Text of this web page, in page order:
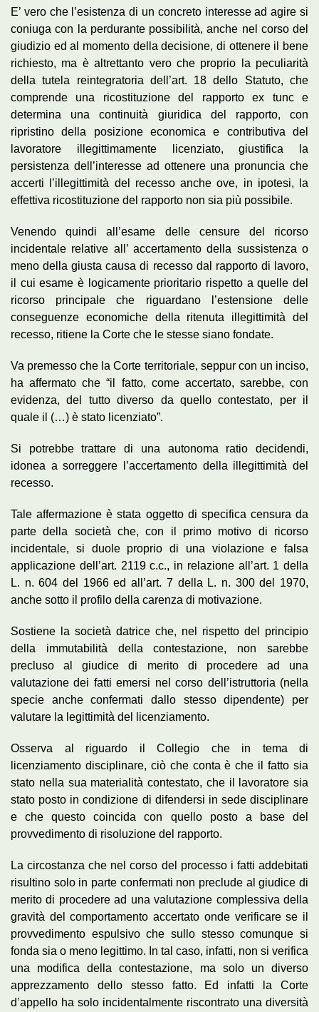
E’ vero che l’esistenza di un concreto interesse ad agire si
coniuga con la perdurante possibilità, anche nel corso del
giudizio ed al momento della decisione, di ottenere il bene
richiesto, ma è altrettanto vero che proprio la peculiarità
della tutela reintegratoria dell’art. 18 dello Statuto, che
comprende una ricostituzione del rapporto ex tunc e
determina una continuità giuridica del rapporto, con
ripristino della posizione economica e contributiva del
lavoratore illegittimamente licenziato, giustifica la
persistenza dell’interesse ad ottenere una pronuncia che
accerti l’illegittimità del recesso anche ove, in ipotesi, la
effettiva ricostituzione del rapporto non sia più possibile.
Venendo quindi all’esame delle censure del ricorso
incidentale relative all’ accertamento della sussistenza o
meno della giusta causa di recesso dal rapporto di lavoro,
il cui esame è logicamente prioritario rispetto a quelle del
ricorso principale che riguardano l’estensione delle
conseguenze economiche della ritenuta illegittimità del
recesso, ritiene la Corte che le stesse siano fondate.
Va premesso che la Corte territoriale, seppur con un inciso,
ha affermato che “il fatto, come accertato, sarebbe, con
evidenza, del tutto diverso da quello contestato, per il
quale il (…) è stato licenziato”.
Si potrebbe trattare di una autonoma ratio decidendi,
idonea a sorreggere l’accertamento della illegittimità del
recesso.
Tale affermazione è stata oggetto di specifica censura da
parte della società che, con il primo motivo di ricorso
incidentale, si duole proprio di una violazione e falsa
applicazione dell’art. 2119 c.c., in relazione all’art. 1 della
L. n. 604 del 1966 ed all’art. 7 della L. n. 300 del 1970,
anche sotto il profilo della carenza di motivazione.
Sostiene la società datrice che, nel rispetto del principio
della immutabilità della contestazione, non sarebbe
precluso al giudice di merito di procedere ad una
valutazione dei fatti emersi nel corso dell’istruttoria (nella
specie anche confermati dallo stesso dipendente) per
valutare la legittimità del licenziamento.
Osserva al riguardo il Collegio che in tema di
licenziamento disciplinare, ciò che conta è che il fatto sia
stato nella sua materialità contestato, che il lavoratore sia
stato posto in condizione di difendersi in sede disciplinare
e che questo coincida con quello posto a base del
provvedimento di risoluzione del rapporto.
La circostanza che nel corso del processo i fatti addebitati
risultino solo in parte confermati non preclude al giudice di
merito di procedere ad una valutazione complessiva della
gravità del comportamento accertato onde verificare se il
provvedimento espulsivo che sullo stesso comunque si
fonda sia o meno legittimo. In tal caso, infatti, non si verifica
una modifica della contestazione, ma solo un diverso
apprezzamento dello stesso fatto. Ed infatti la Corte
d’appello ha solo incidentalmente riscontrato una diversità